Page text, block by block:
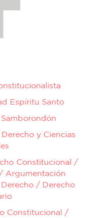
Espíritu Santo
Samborondón
Derecho y Ciencias
Constitucional /
Argumentación
/ Derecho
Constitucional /